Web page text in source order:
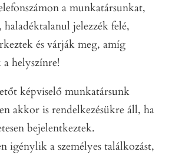
a munkatársunkat,
jelezzék felé,
és várják meg, amíg
helyszínre!
képviselő munkatársunk
akkor is rendelkezésükre áll, ha
bejelentkeztek.
igénylik a személyes találkozást,